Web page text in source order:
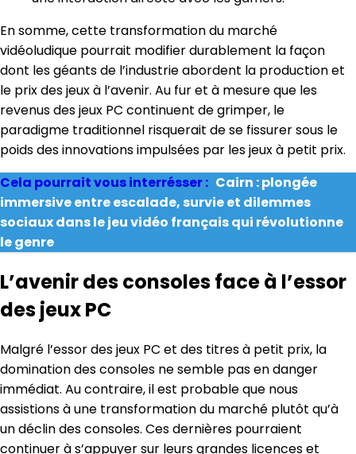
En somme, cette transformation du marché
vidéoludique pourrait modifier durablement la façon
dont les géants de l’industrie abordent la production et
le prix des jeux à l’avenir. Au fur et à mesure que les
revenus des jeux PC continuent de grimper, le
paradigme traditionnel risquerait de se fissurer sous le
poids des innovations impulsées par les jeux à petit prix.
Cela pourrait vous interrésser : Cairn : plongée
immersive entre escalade, survie et dilemmes
sociaux dans le jeu vidéo français qui révolutionne
le genre
L’avenir des consoles face à l’essor
des jeux PC
Malgré l’essor des jeux PC et des titres à petit prix, la
domination des consoles ne semble pas en danger
immédiat. Au contraire, il est probable que nous
assistions à une transformation du marché plutôt qu’à
un déclin des consoles. Ces dernières pourraient
continuer à s’appuyer sur leurs grandes licences et